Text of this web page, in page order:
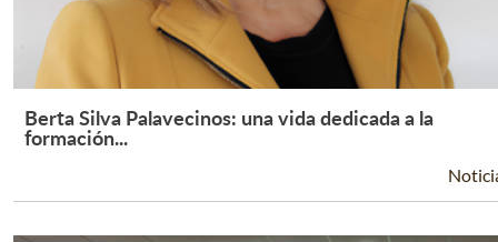
Leer Más +
Berta Silva Palavecinos: una vida dedicada a la
formación...